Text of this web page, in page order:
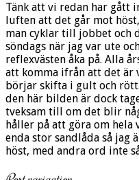
Tänk att vi redan har gått
luften att det går mot
man cyklar till jobbet och
söndags när jag var ute
reflexvästen åka på. Alla
att komma ifrån att det är
börjar skifta i gult och
den här bilden är dock
tveksam till om det blir
håller på att göra om
enda stor sandlåda så jag
höst, med andra ord inte